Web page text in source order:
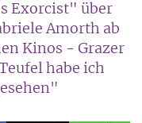
Exorcist" über
Amorth ab
Kinos - Grazer
habe ich